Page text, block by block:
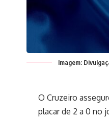
Imagem:
O Cruzeiro
placar de 2 a 0 no